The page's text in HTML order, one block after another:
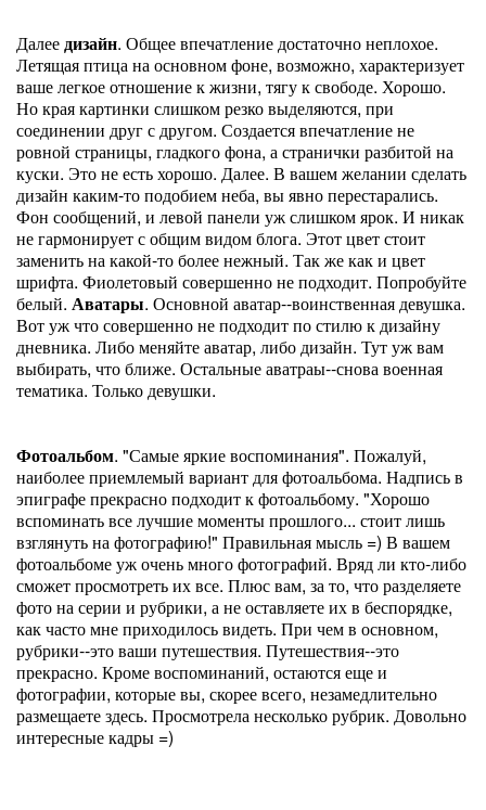
Далеедизайн. Общее впечатление достаточно неплохое.
Летящая птица на основном фоне, возможно, характеризует
ваше легкое отношение к жизни, тягу к свободе. Хорошо.
Но края картинки слишком резко выделяются, при
соединении друг с другом. Создается впечатление не
ровной страницы, гладкого фона, а странички разбитой на
куски. Это не есть хорошо. Далее. В вашем желании сделать
дизайн каким-то подобием неба, вы явно перестарались.
Фон сообщений, и левой панели уж слишком ярок. И никак
не гармонирует с общим видом блога. Этот цвет стоит
заменить на какой-то более нежный. Так же как и цвет
шрифта. Фиолетовый совершенно не подходит. Попробуйте
белый. Аватары. Основной аватар--воинственная девушка.
Вот уж что совершенно не подходит по стилю к дизайну
дневника. Либо меняйте аватар, либо дизайн. Тут уж вам
выбирать, что ближе. Остальные аватраы--снова военная
тематика. Только девушки.
Фотоальбом. "Самые яркие воспоминания". Пожалуй,
наиболее приемлемый вариант для фотоальбома. Надпись в
эпиграфе прекрасно подходит к фотоальбому. "Хорошо
вспоминать все лучшие моменты прошлого... стоит лишь
взглянуть на фотографию!" Правильная мысль =) В вашем
фотоальбоме уж очень много фотографий. Вряд ли кто-либо
сможет просмотреть их все. Плюс вам, за то, что разделяете
фото на серии и рубрики, а не оставляете их в беспорядке,
как часто мне приходилось видеть. При чем в основном,
рубрики--это ваши путешествия. Путешествия--это
прекрасно. Кроме воспоминаний, остаются еще и
фотографии, которые вы, скорее всего, незамедлительно
размещаете здесь. Просмотрела несколько рубрик. Довольно
интересные кадры =)